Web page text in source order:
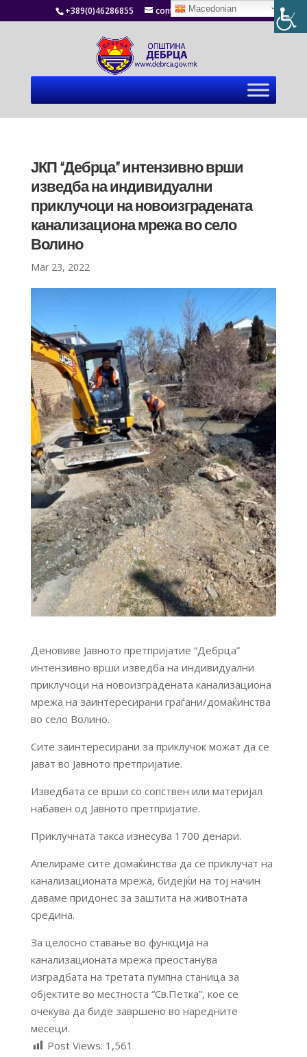
+389(0)46286855 contact@debrca.gov.mk
ЈКП “Дебрца” интензивно врши
изведба на индивидуални
приклучоци на новоизградената
канализациона мрежа во село
Волино
Mar 23, 2022
Деновиве Јавното претпријатие “Дебрца”
интензивно врши изведба на индивидуални
приклучоци на новоизградената канализациона
мрежа на заинтересирани граѓани/домаќинства
во село Волино.
Сите заинтересирани за приклучок можат да се
јават во Јавното претпријатие.
Изведбата се врши со сопствен или материјал
набавен од Јавното претпријатие.
Приклучната такса изнесува 1700 денари.
Апелираме сите домаќинства да се приклучат на
канализационата мрежа, бидејќи на тој начин
даваме придонес за заштита на животната
средина.
За целосно ставање во функција на
канализационата мрежа преостанува
изградбата на третата пумпна станица за
објектите во местноста “Св.Петка”, кое се
очекува да биде завршено во наредните
месеци.
Post Views: 1,561
Macedonian